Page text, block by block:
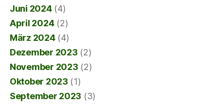
Juni 2024(4)
April 2024(2)
März 2024(4)
Dezember 2023 (2)
November 2023 (2)
Oktober 2023 (1)
September 2023 (3)